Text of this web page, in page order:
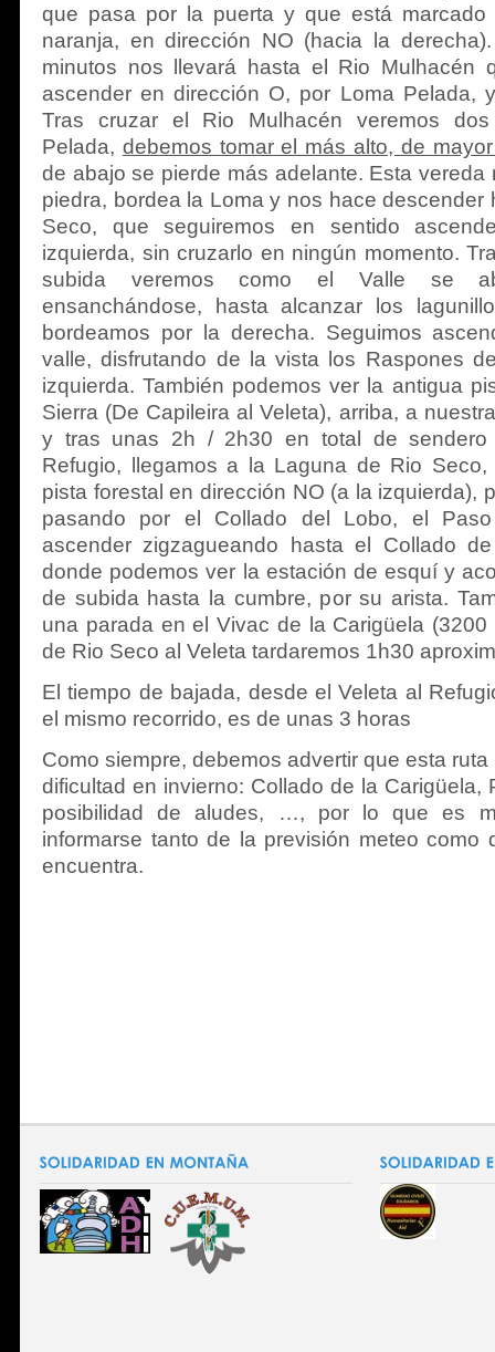
que pasa por la puerta y que está
naranja, en dirección NO (hacia la
minutos nos llevará hasta el Rio Mulhacén
ascender en dirección O, por Loma Pelada,
Tras cruzar el Rio Mulhacén veremos
Pelada, debemos tomar el más alto, de
de abajo se pierde más adelante. Esta vereda
piedra, bordea la Loma y nos hace descender
Seco, que seguiremos en sentido
izquierda, sin cruzarlo en ningún momento.
subida veremos como el Valle se
ensanchándose, hasta alcanzar los
bordeamos por la derecha. Seguimos
valle, disfrutando de la vista los Raspones
izquierda. También podemos ver la antigua
Sierra (De Capileira al Veleta), arriba, a
y tras unas 2h / 2h30 en total de
Refugio, llegamos a la Laguna de Rio Seco,
pista forestal en dirección NO (a la izquierda),
pasando por el Collado del Lobo, el
ascender zigzagueando hasta el Collado
donde podemos ver la estación de esquí y
de subida hasta la cumbre, por su arista.
una parada en el Vivac de la Carigüela
de Rio Seco al Veleta tardaremos 1h30
El tiempo de bajada, desde el Veleta al
el mismo recorrido, es de unas 3 horas
Como siempre, debemos advertir que esta
dificultad en invierno: Collado de la Carigüela,
posibilidad de aludes, …, por lo que es
informarse tanto de la previsión meteo como
encuentra.